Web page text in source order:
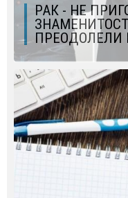
РАК - НЕ
ПРЕОДОЛЕЛИ